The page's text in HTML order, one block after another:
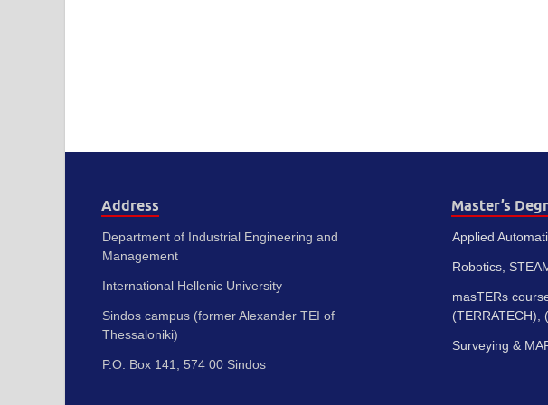
Address
Department of Industrial Engineering and
Management
International Hellenic University
Sindos campus (former Alexander TEI of
Thessaloniki)
P.O. Box 141, 574 00 Sindos
Master’s
Applied
Robotics,
masTERs
(TERRATECH),
Surveying &